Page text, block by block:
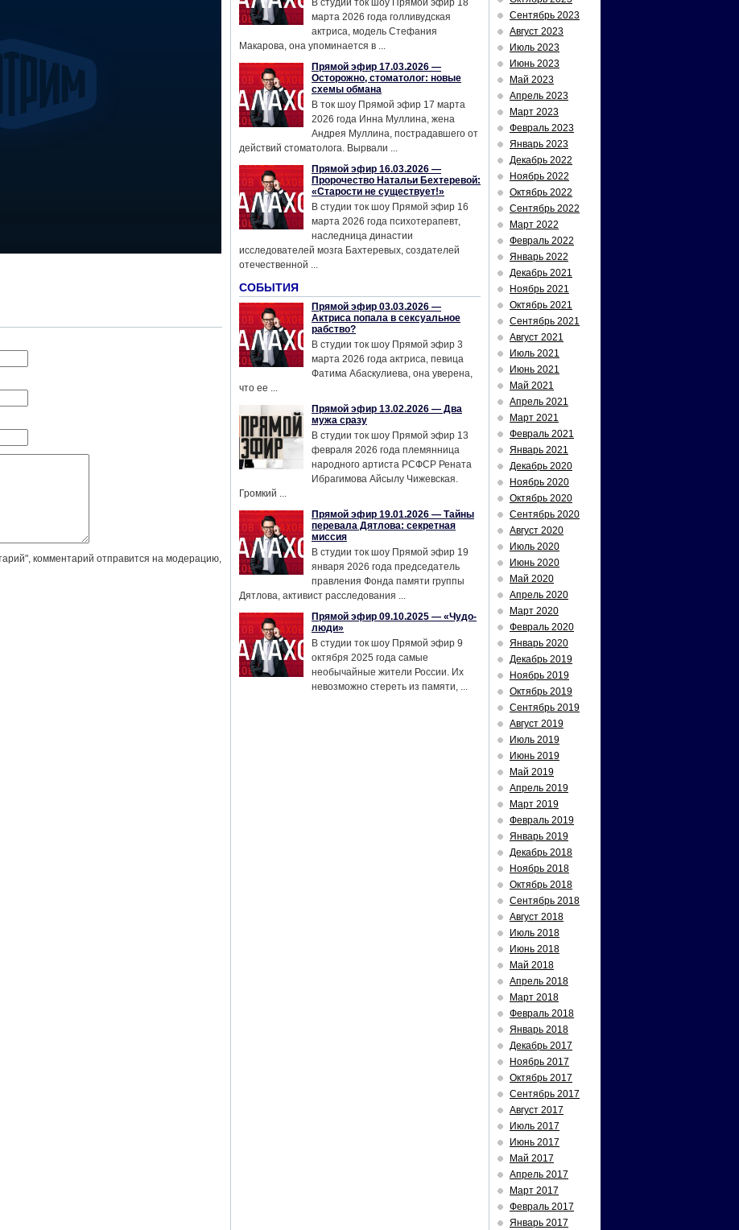
комментарий отправится на модерацию,
В студии ток шоу Прямой эфир 18
марта 2026 года голливудская
актриса, модель Стефания
Макарова, она упоминается в ...
Прямой эфир 17.03.2026 —
Осторожно, стоматолог: новые
схемы обмана
В ток шоу Прямой эфир 17 марта
2026 года Инна Муллина, жена
Андрея Муллина, пострадавшего от
действий стоматолога. Вырвали ...
Прямой эфир 16.03.2026 —
Пророчество Натальи Бехтеревой:
«Старости не существует!»
В студии ток шоу Прямой эфир 16
марта 2026 года психотерапевт,
наследница династии
исследователей мозга Бахтеревых, создателей
отечественной ...
СОБЫТИЯ
Прямой эфир 03.03.2026 —
Актриса попала в сексуальное
рабство?
В студии ток шоу Прямой эфир 3
марта 2026 года актриса, певица
Фатима Абаскулиева, она уверена,
что ее ...
Прямой эфир 13.02.2026 — Два
мужа сразу
В студии ток шоу Прямой эфир 13
февраля 2026 года племянница
народного артиста РСФСР Рената
Ибрагимова Айсылу Чижевская.
Громкий ...
Прямой эфир 19.01.2026 — Тайны
перевала Дятлова: секретная
миссия
В студии ток шоу Прямой эфир 19
января 2026 года председатель
правления Фонда памяти группы
Дятлова, активист расследования ...
Прямой эфир 09.10.2025 — «Чудо-
люди»
В студии ток шоу Прямой эфир 9
октября 2025 года самые
необычайные жители России. Их
невозможно стереть из памяти, ...
Сентябрь 2023
Август 2023
Июль 2023
Июнь 2023
Май 2023
Апрель 2023
Март 2023
Февраль 2023
Январь 2023
Декабрь 2022
Ноябрь 2022
Октябрь 2022
Сентябрь 2022
Март 2022
Февраль 2022
Январь 2022
Декабрь 2021
Ноябрь 2021
Октябрь 2021
Сентябрь 2021
Август 2021
Июль 2021
Июнь 2021
Май 2021
Апрель 2021
Март 2021
Февраль 2021
Январь 2021
Декабрь 2020
Ноябрь 2020
Октябрь 2020
Сентябрь 2020
Август 2020
Июль 2020
Июнь 2020
Май 2020
Апрель 2020
Март 2020
Февраль 2020
Январь 2020
Декабрь 2019
Ноябрь 2019
Октябрь 2019
Сентябрь 2019
Август 2019
Июль 2019
Июнь 2019
Май 2019
Апрель 2019
Март 2019
Февраль 2019
Январь 2019
Декабрь 2018
Ноябрь 2018
Октябрь 2018
Сентябрь 2018
Август 2018
Июль 2018
Июнь 2018
Май 2018
Апрель 2018
Март 2018
Февраль 2018
Январь 2018
Декабрь 2017
Ноябрь 2017
Октябрь 2017
Сентябрь 2017
Август 2017
Июль 2017
Июнь 2017
Май 2017
Апрель 2017
Март 2017
Февраль 2017
Январь 2017